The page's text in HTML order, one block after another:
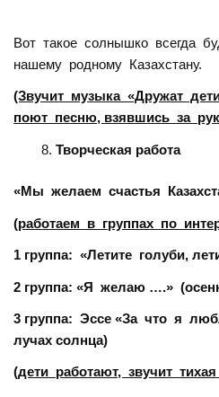
Вот такое солнышко всегда
нашему родному Казахстану.
(Звучит музыка «Дружат
поют песню, взявшись за
Творческая работа
«Мы желаем счастья
(работаем в группах по
1 группа: «Летите голуби,
2 группа: «Я желаю ….»
3 группа: Эссе «За что я
лучах солнца)
(дети работают, звучит